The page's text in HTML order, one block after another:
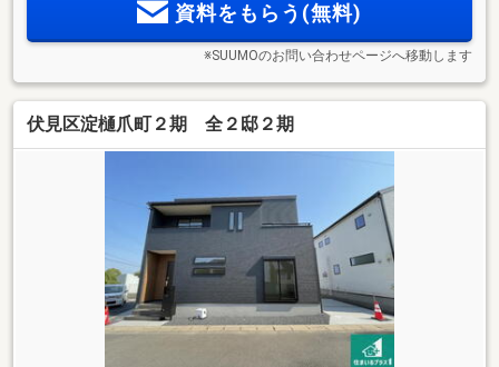
資料をもらう(無料)
※SUUMOのお問い合わせページへ移動します
伏見区淀樋爪町２期 全２邸２期